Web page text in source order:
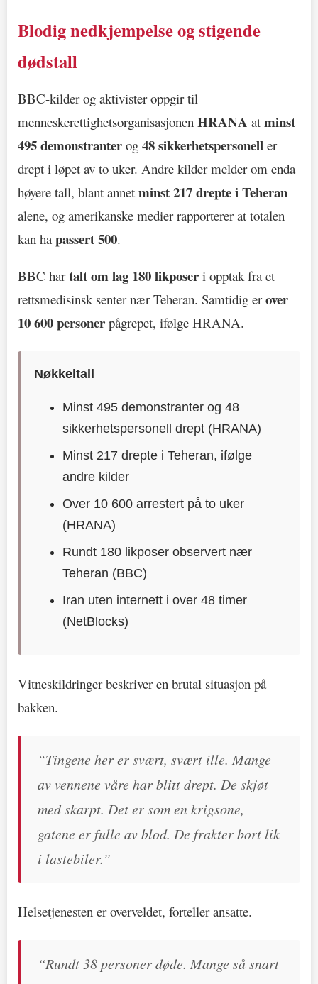
Blodig nedkjempelse og stigende
dødstall
BBC-kilder og aktivister oppgir til
menneskerettighetsorganisasjonen HRANA at minst
495 demonstranter og 48 sikkerhetspersonell er
drept i løpet av to uker. Andre kilder melder om enda
høyere tall, blant annet minst 217 drepte i Teheran
alene, og amerikanske medier rapporterer at totalen
kan hapassert 500.
BBC hartalt om lag 180 likposer i opptak fra et
rettsmedisinsk senter nær Teheran. Samtidig erover
10 600 personer pågrepet, ifølge HRANA.
Nøkkeltall
Minst 495 demonstranter og 48
sikkerhetspersonell drept (HRANA)
Minst 217 drepte i Teheran, ifølge
andre kilder
Over 10 600 arrestert på to uker
(HRANA)
Rundt 180 likposer observert nær
Teheran (BBC)
Iran uten internett i over 48 timer
(NetBlocks)
Vitneskildringer beskriver en brutal situasjon på
bakken.
“Tingene her er svært, svært ille. Mange
av vennene våre har blitt drept. De skjøt
med skarpt. Det er som en krigsone,
gatene er fulle av blod. De frakter bort lik
i lastebiler.”
Helsetjenesten er overveldet, forteller ansatte.
“Rundt 38 personer døde. Mange så snart